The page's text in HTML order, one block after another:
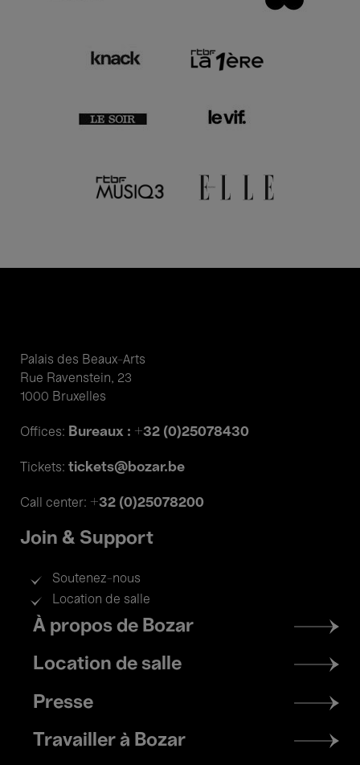
Palais des Beaux-Arts
Rue Ravenstein, 23
1000 Bruxelles
Offices: Bureaux : +32 (0)25078430
Tickets: tickets@bozar.be
Call center: +32 (0)25078200
Join & Support
Soutenez-nous
Location de salle
Footer
menu
À propos de Bozar
Location de salle
Presse
Travailler à Bozar